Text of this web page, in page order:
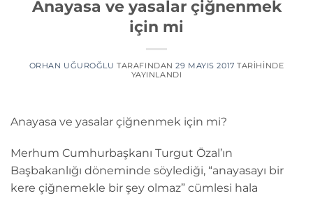
Anayasa ve yasalar çiğnenmek
için mi
ORHAN UĞUROĞLU TARAFINDAN 29 MAYIS 2017 TARIHINDE
YAYINLANDI
Anayasa ve yasalar çiğnenmek için mi?
Merhum Cumhurbaşkanı Turgut Özal’ın
Başbakanlığı döneminde söylediği, “anayasayı bir
kere çiğnemekle bir şey olmaz” cümlesi hala